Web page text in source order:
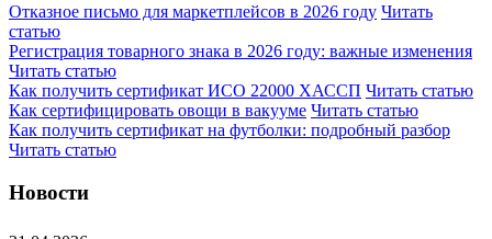
Отказное письмо для маркетплейсов в 2026 году Читать
статью
Регистрация товарного знака в 2026 году: важные изменения
Читать статью
Как получить сертификат ИСО 22000 ХАССП Читать статью
Как сертифицировать овощи в вакууме Читать статью
Как получить сертификат на футболки: подробный разбор
Читать статью
Новости